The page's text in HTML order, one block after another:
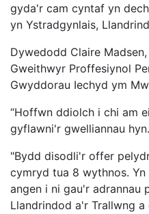
gyda'r cam cyntaf yn
yn Ystradgynlais,
Dywedodd Claire
Gweithwyr Proffesiynol
Gwyddorau Iechyd ym
“Hoffwn ddiolch i chi am
gyflawni'r gwelliannau
"Bydd disodli'r offer
cymryd tua 8 wythnos.
angen i ni gau'r adrannau
Llandrindod a'r Trallwng